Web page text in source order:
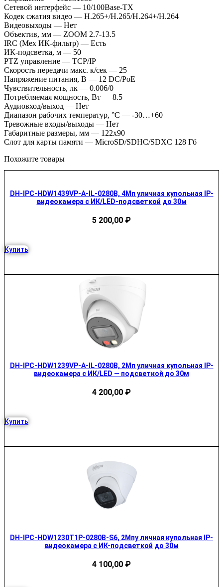
Сетевой интерфейс — 10/100Base-TX
Кодек сжатия видео — H.265+/H.265/H.264+/H.264
Видеовыходы — Нет
Объектив, мм — ZOOM 2.7-13.5
IRC (Мех ИК-фильтр) — Есть
ИК-подсветка, м — 50
PTZ управление — TCP/IP
Скорость передачи макс. к/сек — 25
Напряжение питания, В — 12 DC/PoE
Чувствительность, лк — 0.006/0
Потребляемая мощность, Вт — 8.5
Аудиовход/выход — Нет
Диапазон рабочих температур, °С — -30…+60
Тревожные входы/выходы — Нет
Габаритные размеры, мм — 122х90
Слот для карты памяти — MicroSD/SDHC/SDXC 128 Гб
Похожите товары
DH-IPC-HDW1439VP-A-IL-0280B, 4Мп уличная купольная IP-
видеокамера с ИК/LED-подсветкой до 30м
5 200,00 ₽
Купить
DH-IPC-HDW1239VP-A-IL-0280B, 2Мп уличная купольная IP-
видеокамера с ИК/LED — подсветкой до 30м
4 200,00 ₽
Купить
DH-IPC-HDW1230T1P-0280B-S6, 2Мпу личная купольная IP-
видеокамера с ИК-подсветкой до 30м
4 100,00 ₽